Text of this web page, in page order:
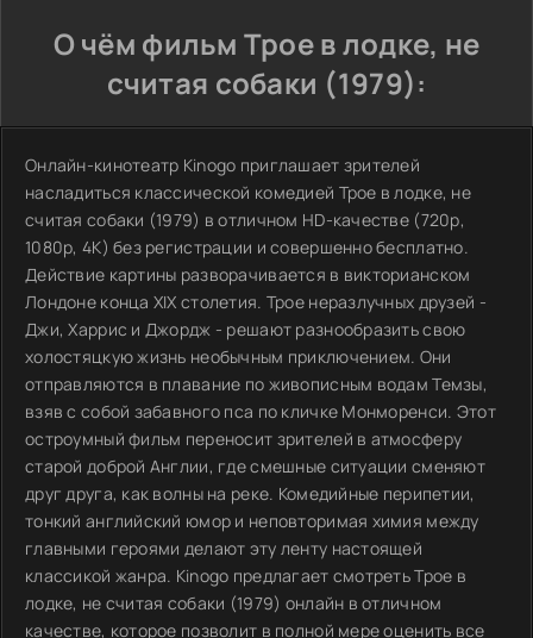
О чём фильм Трое в лодке, не
считая собаки (1979):
Онлайн-кинотеатр Kinogo приглашает зрителей
насладиться классической комедией Трое в лодке, не
считая собаки (1979) в отличном HD-качестве (720p,
1080p, 4K) без регистрации и совершенно бесплатно.
Действие картины разворачивается в викторианском
Лондоне конца XIX столетия. Трое неразлучных друзей -
Джи, Харрис и Джордж - решают разнообразить свою
холостяцкую жизнь необычным приключением. Они
отправляются в плавание по живописным водам Темзы,
взяв с собой забавного пса по кличке Монморенси. Этот
остроумный фильм переносит зрителей в атмосферу
старой доброй Англии, где смешные ситуации сменяют
друг друга, как волны на реке. Комедийные перипетии,
тонкий английский юмор и неповторимая химия между
главными героями делают эту ленту настоящей
классикой жанра. Kinogo предлагает смотреть Трое в
лодке, не считая собаки (1979) онлайн в отличном
качестве, которое позволит в полной мере оценить все